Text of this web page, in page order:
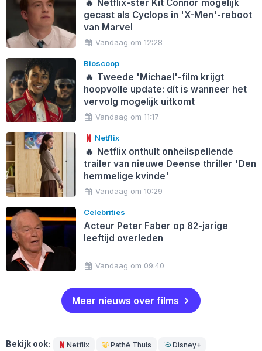
🔥 Netflix-ster Kit Connor mogelijk
gecast als Cyclops in 'X-Men'-reboot
van Marvel
Vandaag om 12:28
Bioscoop
🔥 Tweede 'Michael'-film krijgt
hoopvolle update: dít is wanneer het
vervolg mogelijk uitkomt
Vandaag om 11:17
Netflix
🔥 Netflix onthult onheilspellende
trailer van nieuwe Deense thriller 'Den
hemmelige kvinde'
Vandaag om 10:29
Celebrities
Acteur Peter Faber op 82-jarige
leeftijd overleden
Vandaag om 09:40
Meer nieuws over films
Bekijk ook: Netflix Pathé Thuis Disney+